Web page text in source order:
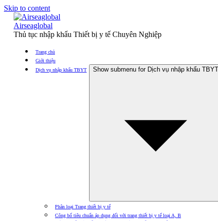
Skip to content
Airseaglobal
Thủ tục nhập khẩu Thiết bị y tế Chuyên Nghiệp
Trang chủ
Giới thiệu
Dịch vụ nhập khẩu TBYT
Show submenu for Dịch vụ nhập khẩu TBYT
Phân loại Trang thiết bị y tế
Công bố tiêu chuẩn áp dụng đối với trang thiết bị y tế loại A, B